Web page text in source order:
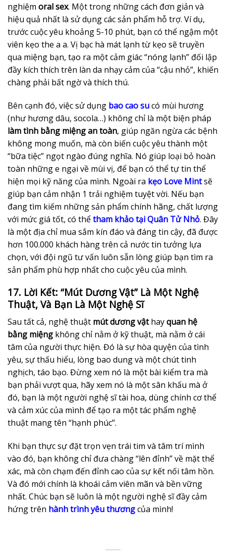
nghiệm oral sex. Một trong những cách đơn giản và
hiệu quả nhất là sử dụng các sản phẩm hỗ trợ. Ví dụ,
trước cuộc yêu khoảng 5-10 phút, bạn có thể ngậm một
viên kẹo the a a. Vị bạc hà mát lạnh từ kẹo sẽ truyền
qua miệng bạn, tạo ra một cảm giác “nóng lạnh” đối lập
đầy kích thích trên làn da nhạy cảm của “cậu nhỏ”, khiến
chàng phải bất ngờ và thích thú.
Bên cạnh đó, việc sử dụng bao cao sucó mùi hương
(như hương dâu, socola…) không chỉ là một biện pháp
làm tình bằng miệng an toàn, giúp ngăn ngừa các bệnh
không mong muốn, mà còn biến cuộc yêu thành một
“bữa tiệc” ngọt ngào đúng nghĩa. Nó giúp loại bỏ hoàn
toàn những e ngại về mùi vị, để bạn có thể tự tin thể
hiện mọi kỹ năng của mình. Ngoài ra kẹo Love Mintsẽ
giúp bạn cảm nhận 1 trải nghiệm tuyệt vời. Nếu bạn
đang tìm kiếm những sản phẩm chính hãng, chất lượng
với mức giá tốt, có thểtham khảo tại Quân Tử Nhỏ. Đây
là một địa chỉ mua sắm kín đáo và đáng tin cậy, đã được
hơn 100.000 khách hàng trên cả nước tin tưởng lựa
chọn, với đội ngũ tư vấn luôn sẵn lòng giúp bạn tìm ra
sản phẩm phù hợp nhất cho cuộc yêu của mình.
17. Lời Kết: “Mút Dương Vật” Là Một Nghệ
Thuật, Và Bạn Là Một Nghệ Sĩ
Sau tất cả, nghệ thuật mút dương vậthayquan hệ
bằng miệng không chỉ nằm ở kỹ thuật, mà nằm ở cái
tâm của người thực hiện. Đó là sự hòa quyện của tình
yêu, sự thấu hiểu, lòng bao dung và một chút tinh
nghịch, táo bạo. Đừng xem nó là một bài kiểm tra mà
bạn phải vượt qua, hãy xem nó là một sân khấu mà ở
đó, bạn là một người nghệ sĩ tài hoa, dùng chính cơ thể
và cảm xúc của mình để tạo ra một tác phẩm nghệ
thuật mang tên “hạnh phúc”.
Khi bạn thực sự đặt trọn vẹn trái tim và tâm trí mình
vào đó, bạn không chỉ đưa chàng “lên đỉnh” về mặt thể
xác, mà còn chạm đến đỉnh cao của sự kết nối tâm hồn.
Và đó mới chính là khoái cảm viên mãn và bền vững
nhất. Chúc bạn sẽ luôn là một người nghệ sĩ đầy cảm
hứng trên hành trình yêu thươngcủa mình!